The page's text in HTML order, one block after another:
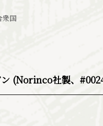
衆国
(Norinco社製、